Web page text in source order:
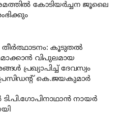
കോടിയര്‍ച്ചന ജൂലൈ
കൂടുതല്‍
വിപുലമായ
പ്രഖ്യാപിച്ച് ദേവസ്വം
കെ.ജയകുമാര്‍
ടി.പി.ഗോപിനാഥാന്‍ നായര്‍